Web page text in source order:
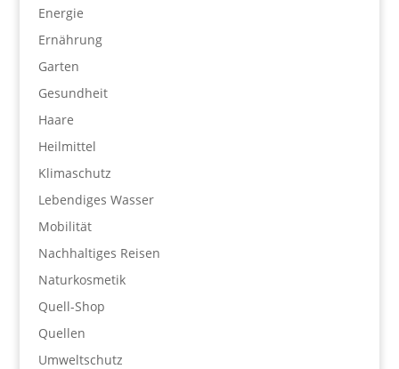
Energie
Ernährung
Garten
Gesundheit
Haare
Heilmittel
Klimaschutz
Lebendiges Wasser
Mobilität
Nachhaltiges Reisen
Naturkosmetik
Quell-Shop
Quellen
Umweltschutz